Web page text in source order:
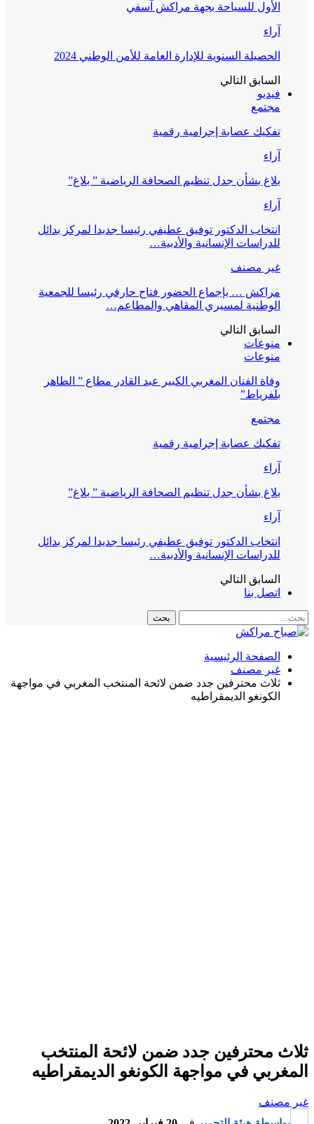
الأول للسياحة بجهة مراكش آسفي
آراء
الحصيلة السنوية للإدارة العامة للأمن الوطني 2024
السابق التالي
فيديو
مجتمع
تفكيك عصابة إجرامية رقمية
آراء
بلاغ بشأن جدل تنظيم الصحافة الرياضية ” بلاغ”
آراء
انتخاب الدكتور توفيق عطيفي رئيسا جديدا لمركز بدائل
للدراسات الإنسانية والأدبية…
غير مصنف
مراكش … بإجماع الحضور فتاح حارفي رئيسا للجمعية
الوطنية لمسيري المقاهي والمطاعم…
السابق التالي
منوعات
منوعات
وفاة الفنان المغربي الكبير عبد القادر مطاع ” الطاهر
بلفرياط”
مجتمع
تفكيك عصابة إجرامية رقمية
آراء
بلاغ بشأن جدل تنظيم الصحافة الرياضية ” بلاغ”
آراء
انتخاب الدكتور توفيق عطيفي رئيسا جديدا لمركز بدائل
للدراسات الإنسانية والأدبية…
السابق التالي
اتصل بنا
الصفحة الرئيسية
غير مصنف
ثلاث محترفين جدد ضمن لائحة المنتخب المغربي في مواجهة
الكونغو الديمقراطيه
ثلاث محترفين جدد ضمن لائحة المنتخب
المغربي في مواجهة الكونغو الديمقراطيه
غير مصنف